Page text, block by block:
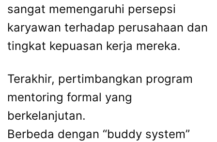
sangat memengaruhi persepsi
karyawan terhadap perusahaan dan
tingkat kepuasan kerja mereka.
Terakhir, pertimbangkan program
mentoring formal yang
berkelanjutan.
Berbeda dengan “buddy system”